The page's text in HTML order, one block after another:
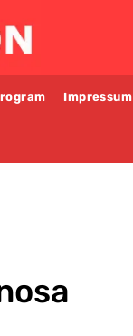
Impressum